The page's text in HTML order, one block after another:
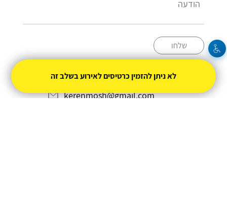
שלחו
+587800846
kerenmosh@gmail.com
לא ניתן להזמין כרטיסים לאירוע בשלב זה